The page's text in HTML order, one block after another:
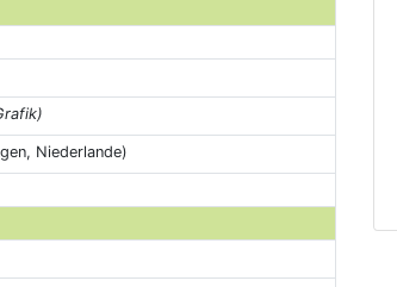
Niederlande)